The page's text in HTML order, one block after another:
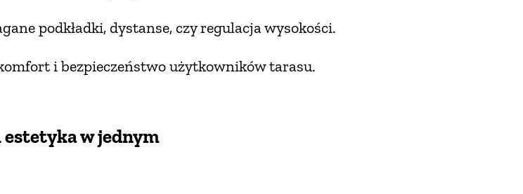
podkładki, dystanse, czy regulacja wysokości.
i bezpieczeństwo użytkowników tarasu.
w jednym